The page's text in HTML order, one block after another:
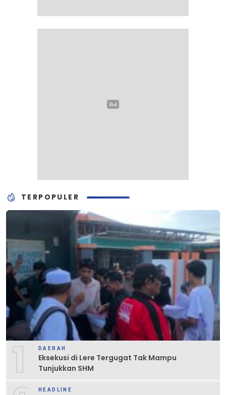
TERPOPULER
1 DAERAH
Eksekusi di Lere Tergugat Tak Mampu
Tunjukkan SHM
HEADLINE